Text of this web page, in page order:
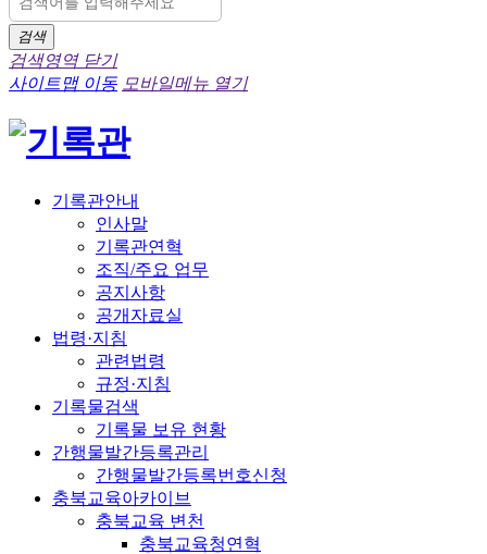
검색
검색영역 닫기
사이트맵 이동 모바일메뉴 열기
기록관안내
인사말
기록관연혁
조직/주요 업무
공지사항
공개자료실
법령·지침
관련법령
규정·지침
기록물검색
기록물 보유 현황
간행물발간등록관리
간행물발간등록번호신청
충북교육아카이브
충북교육 변천
충북교육청연혁